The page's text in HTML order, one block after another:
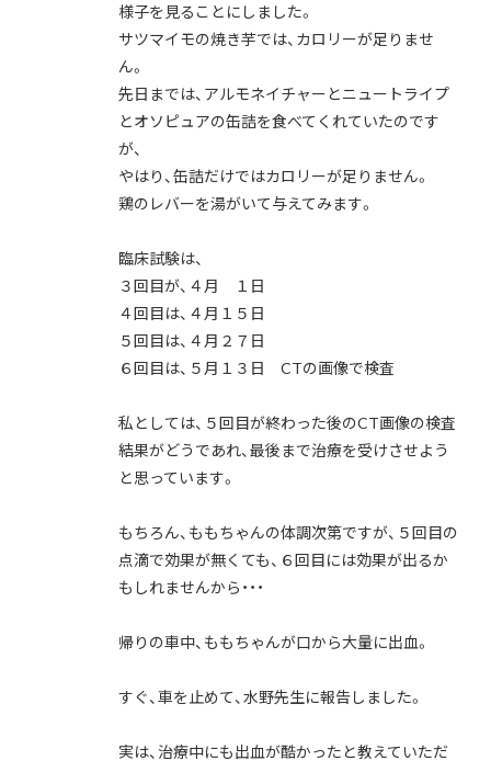
様子を見ることにしました。
サツマイモの焼き芋では、カロリーが足りませ
ん。
先日までは、アルモネイチャーとニュートライプ
とオソピュアの缶詰を食べてくれていたのです
が、
やはり、缶詰だけではカロリーが足りません。
鶏のレバーを湯がいて与えてみます。
臨床試験は、
３回目が、４月 １日
４回目は、４月１５日
５回目は、４月２７日
６回目は、５月１３日 CTの画像で検査
私としては、５回目が終わった後のCT画像の検査
結果がどうであれ、最後まで治療を受けさせよう
と思っています。
もちろん、ももちゃんの体調次第ですが、５回目の
点滴で効果が無くても、６回目には効果が出るか
もしれませんから・・・
帰りの車中、ももちゃんが口から大量に出血。
すぐ、車を止めて、水野先生に報告しました。
実は、治療中にも出血が酷かったと教えていただ